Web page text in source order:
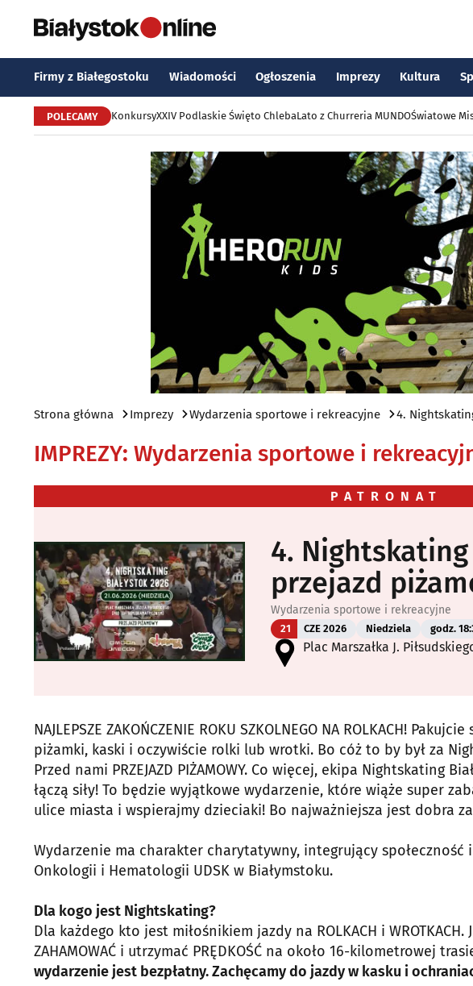
Firmy z Białegostoku Wiadomości Ogłoszenia Imprezy Kultura
POLECAMY KonkursyXXIV Podlaskie Święto ChlebaLato z Churreria MUNDOŚwiatowe
Strona główna Imprezy Wydarzenia sportowe i rekreacyjne 4.
IMPREZY: Wydarzenia sportowe i
PATRONAT
4.
przejazd
Wydarzenia sportowe i rekreacyjne
21 CZE 2026 Niedziela godz.
Plac Marszałka J.
NAJLEPSZE ZAKOŃCZENIE ROKU SZKOLNEGO NA ROLKACH!
piżamki, kaski i oczywiście rolki lub wrotki. Bo cóż to by był za
Przed nami PRZEJAZD PIŻAMOWY. Co więcej, ekipa Nightskating
łączą siły! To będzie wyjątkowe wydarzenie, które wiąże super
ulice miasta i wspierajmy dzieciaki! Bo najważniejsza jest dobra
Wydarzenie ma charakter charytatywny, integrujący
Onkologii i Hematologii UDSK w Białymstoku.
Dla kogo jest Nightskating?
Dla każdego kto jest miłośnikiem jazdy na ROLKACH i
ZAHAMOWAĆ i utrzymać PRĘDKOŚĆ na około 16-kilometrowej
wydarzenie jest bezpłatny. Zachęcamy do jazdy w kasku i